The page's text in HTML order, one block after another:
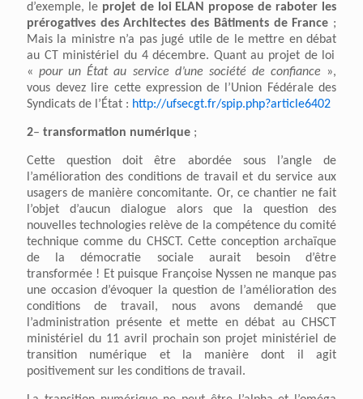
d’exemple, le projet de loi ELAN propose de raboter les
prérogatives des Architectes des Bâtiments de France ;
Mais la ministre n’a pas jugé utile de le mettre en débat
au CT ministériel du 4 décembre. Quant au projet de loi
«pour unÉtatau service d’une société de confiance »,
vous devezlire cette expression de l’Union Fédérale des
Syndicats de l’État : http://ufsecgt.fr/spip.php?article6402
2– transformation numérique ;
Cette question doit être abordée sous l’angle de
l’amélioration des conditions de travail et du service aux
usagers de manière concomitante. Or, ce chantier ne fait
l’objet d’aucun dialogue alors que la question des
nouvelles technologies relève de la compétence du comité
technique comme du CHSCT. Cette conception archaïque
de la démocratie sociale aurait besoin d’être
transformée ! Et puisque Françoise Nyssen ne manque pas
une occasion d’évoquer la question de l’amélioration des
conditions de travail, nous avons demandé que
l’administration présente et mette en débat au CHSCT
ministériel du 11 avril prochain son projet ministériel de
transition numérique et la manière dont il agit
positivement sur les conditions de travail.